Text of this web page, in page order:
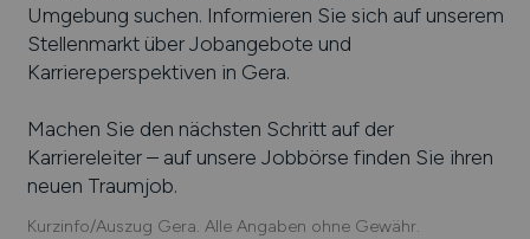
Umgebung suchen. Informieren Sie sich auf unserem
Stellenmarkt über Jobangebote und
Karriereperspektiven in Gera.
Machen Sie den nächsten Schritt auf der
Karriereleiter – auf unsere Jobbörse finden Sie ihren
neuen Traumjob.
Kurzinfo/Auszug Gera. Alle Angaben ohne Gewähr.